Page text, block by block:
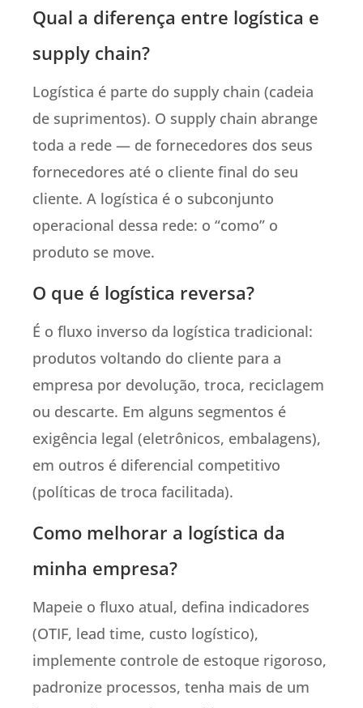
Qual a diferença entre logística e
supply chain?
Logística é parte do supply chain (cadeia
de suprimentos). O supply chain abrange
toda a rede — de fornecedores dos seus
fornecedores até o cliente final do seu
cliente. A logística é o subconjunto
operacional dessa rede: o “como” o
produto se move.
O que é logística reversa?
É o fluxo inverso da logística tradicional:
produtos voltando do cliente para a
empresa por devolução, troca, reciclagem
ou descarte. Em alguns segmentos é
exigência legal (eletrônicos, embalagens),
em outros é diferencial competitivo
(políticas de troca facilitada).
Como melhorar a logística da
minha empresa?
Mapeie o fluxo atual, defina indicadores
(OTIF, lead time, custo logístico),
implemente controle de estoque rigoroso,
padronize processos, tenha mais de um